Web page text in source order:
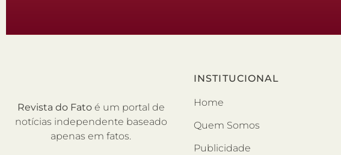
Revista do Fato é um portal de
notícias independente baseado
apenas em fatos.
INSTITUCIONAL
Home
Quem Somos
Publicidade